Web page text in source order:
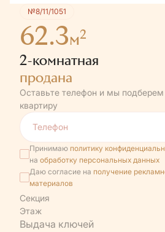
№8/11/1051
62.3м2
2-комнатная
продана
Оставьте телефон и мы
квартиру
Принимаю политику
на обработку персональных данных
Даю согласие на получение
материалов
Секция
Этаж